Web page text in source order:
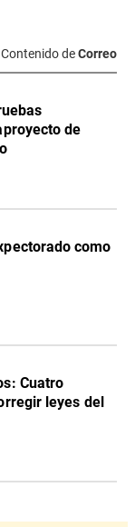
Contenido deCorreo
de
como
Cuatro
leyes del